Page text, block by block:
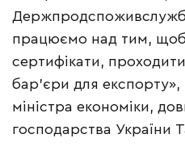
працюємо над тим,
сертифікати,
бар’єри для
міністра економіки,
господарства України